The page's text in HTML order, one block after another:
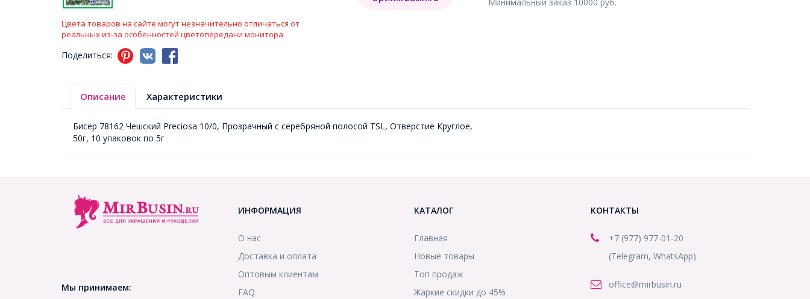
Цвета товаров на сайте могут незначительно отличаться от
реальных из-за особенностей цветопередачи монитора
Поделиться:
Описание Характеристики
Бисер 78162 Чешский Preciosa 10/0, Прозрачный с серебряной полосой TSL, Отверстие Круглое,
50г, 10 упаковок по 5г
Мы принимаем:
ИНФОРМАЦИЯ
О нас
Доставка и оплата
Оптовым клиентам
FAQ
КАТАЛОГ
Главная
Новые товары
Топ продаж
Жаркие скидки до 45%
КОНТАКТЫ
+7 (977) 977-01-20
(Telegram, WhatsApp)
office@mirbusin.ru